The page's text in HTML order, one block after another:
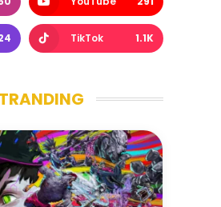
TikTok 1.1K